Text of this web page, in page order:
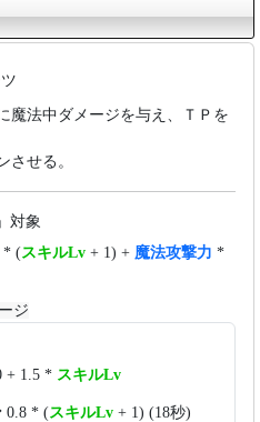
魔法中ダメージを与え、ＴＰを
させる。
」対象
* (スキルLv + 1) + 魔法攻撃力 *
ジ
+ 1.5 * スキルLv
0.8 * (スキルLv + 1) (18秒)